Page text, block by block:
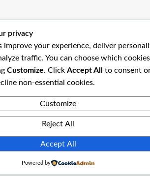
privacy
improve your experience, deliver
traffic. You can choose which
Customize. Click Accept All
to consent
non-essential cookies.
Customize
Reject All
Accept All
Powered by